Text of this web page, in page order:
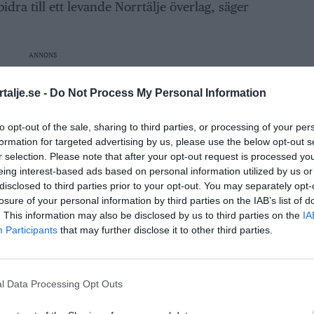
- Do Not Process My Personal Information
opt-out of the sale, sharing to third parties, or processing of your
for targeted advertising by us, please use the below opt-out
selection. Please note that after your opt-out request is processed
interest-based ads based on personal information utilized by us
to third parties prior to your opt-out. You may separately
of your personal information by third parties on the IAB’s list of
This information may also be disclosed by us to third parties on the
Participants that may further disclose it to other third parties.
Data Processing Opt Outs
till ett levande Norrtälje överlag, säger
ANNONS
av festivalen, enligt Irving, är den bredd av
svenska landslagskapten i Hip Hop, som i
tjej, Elvira, som skall få hålla ett par klasser
Hop. Förutom det så kommer Mevalins
för hela staden, säger Irving.
nyckelord för festivalen och Irving
ligga i fokus.
och provar på eller så tycker man att